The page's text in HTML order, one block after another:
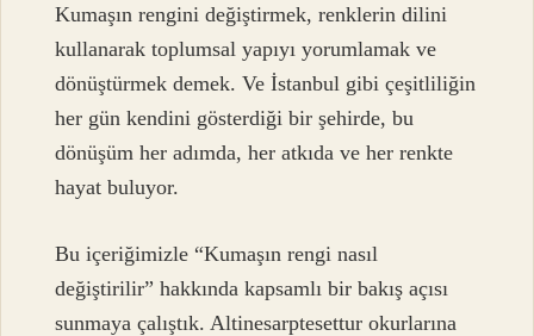
Kumaşın rengini değiştirmek, renklerin dilini
kullanarak toplumsal yapıyı yorumlamak ve
dönüştürmek demek. Ve İstanbul gibi çeşitliliğin
her gün kendini gösterdiği bir şehirde, bu
dönüşüm her adımda, her atkıda ve her renkte
hayat buluyor.
Bu içeriğimizle “Kumaşın rengi nasıl
değiştirilir” hakkında kapsamlı bir bakış açısı
sunmaya çalıştık. Altinesarptesettur okurlarına